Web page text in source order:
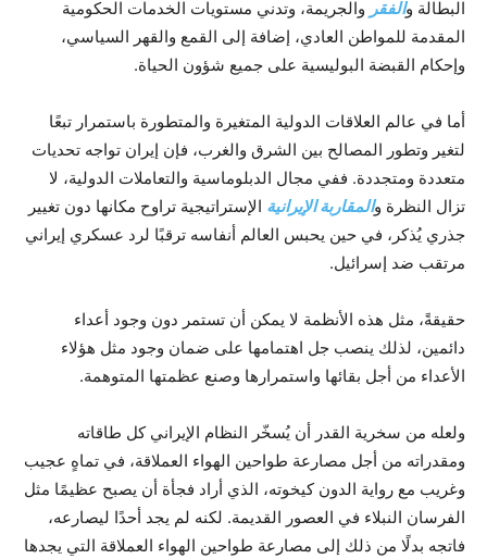
البطالة والفقر والجريمة، وتدني مستويات الخدمات الحكومية
المقدمة للمواطن العادي، إضافة إلى القمع والقهر السياسي،
وإحكام القبضة البوليسية على جميع شؤون الحياة.
أما في عالم العلاقات الدولية المتغيرة والمتطورة باستمرار تبعًا
لتغير وتطور المصالح بين الشرق والغرب، فإن إيران تواجه تحديات
متعددة ومتجددة. ففي مجال الدبلوماسية والتعاملات الدولية، لا
تزال النظرة والمقاربة الإيرانية الإستراتيجية تراوح مكانها دون تغيير
جذري يُذكر، في حين يحبس العالم أنفاسه ترقبًا لرد عسكري إيراني
مرتقب ضد إسرائيل.
حقيقةً، مثل هذه الأنظمة لا يمكن أن تستمر دون وجود أعداء
دائمين، لذلك ينصب جل اهتمامها على ضمان وجود مثل هؤلاء
الأعداء من أجل بقائها واستمرارها وصنع عظمتها المتوهمة.
ولعله من سخرية القدر أن يُسخّر النظام الإيراني كل طاقاته
ومقدراته من أجل مصارعة طواحين الهواء العملاقة، في تماهٍ عجيب
وغريب مع رواية الدون كيخوته، الذي أراد فجأة أن يصبح عظيمًا مثل
الفرسان النبلاء في العصور القديمة. لكنه لم يجد أحدًا ليصارعه،
فاتجه بدلًا من ذلك إلى مصارعة طواحين الهواء العملاقة التي يجدها